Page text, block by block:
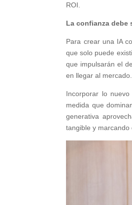
ROI.
La confianza debe
Para crear una IA
que solo puede
que impulsarán el
en llegar al
Incorporar lo
medida que
generativa
tangible y marcando